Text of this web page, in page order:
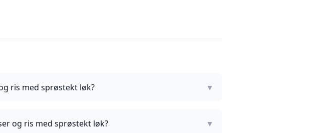
ris med sprøstekt løk? ▼
og ris med sprøstekt løk? ▼